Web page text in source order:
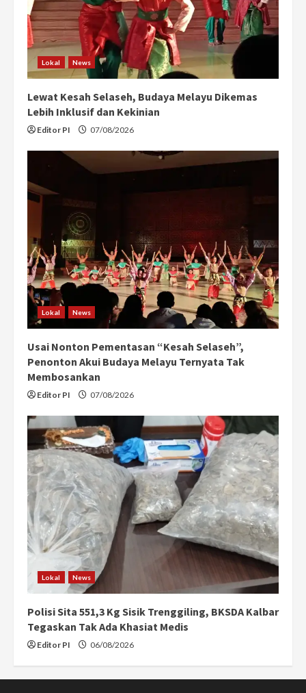
Lokal News
Lewat Kesah Selaseh, Budaya Melayu Dikemas
Lebih Inklusif dan Kekinian
Editor PI 07/08/2026
Lokal News
Usai Nonton Pementasan “Kesah Selaseh”,
Penonton Akui Budaya Melayu Ternyata Tak
Membosankan
Editor PI 07/08/2026
Lokal News
Polisi Sita 551,3 Kg Sisik Trenggiling, BKSDA Kalbar
Tegaskan Tak Ada Khasiat Medis
Editor PI 06/08/2026